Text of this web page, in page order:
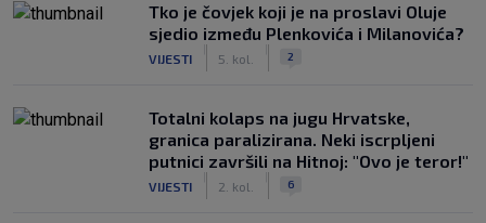
Tko je čovjek koji je na proslavi Oluje
sjedio između Plenkovića i Milanovića?
VIJESTI 5. kol. 2
Totalni kolaps na jugu Hrvatske,
granica paralizirana. Neki iscrpljeni
putnici završili na Hitnoj: "Ovo je teror!"
VIJESTI 2. kol. 6